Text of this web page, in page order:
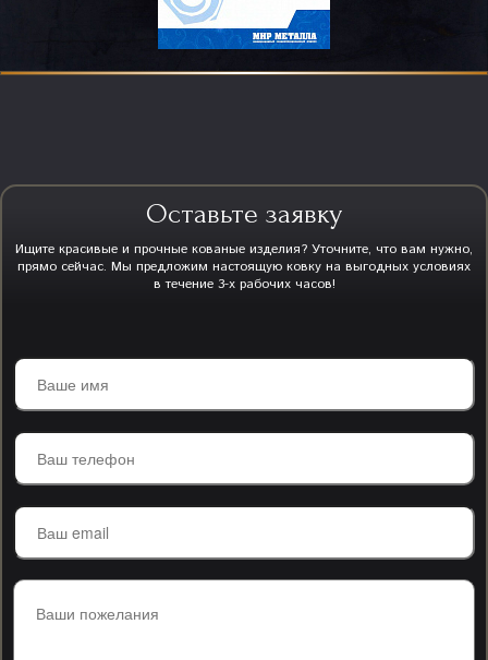
Оставьте заявку
Ищите красивые и прочные кованые изделия? Уточните, что вам нужно,
прямо сейчас. Мы предложим настоящую ковку на выгодных условиях
в течение 3-х рабочих часов!